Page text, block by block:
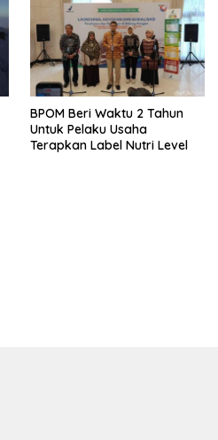
BPOM Beri Waktu 2 Tahun
Untuk Pelaku Usaha
Terapkan Label Nutri Level